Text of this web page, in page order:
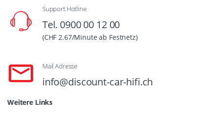
Support Hotline
Tel. 0900 00 12 00
(CHF 2.67/Minute ab Festnetz)
Mail Adresse
info@discount-car-hifi.ch
Weitere Links